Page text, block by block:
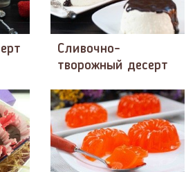
Сливочно-
творожный десерт